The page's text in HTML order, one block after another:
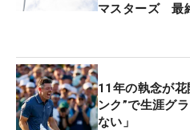
マスターズ 最
11年の執念が
ンク”で生涯グ
ない」